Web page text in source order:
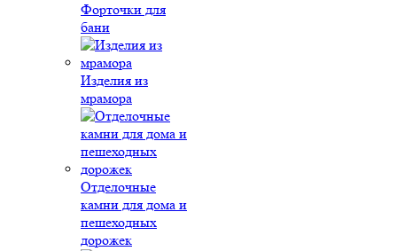
Форточки для
бани
Изделия из
мрамора
Отделочные
камни для дома и
пешеходных
дорожек